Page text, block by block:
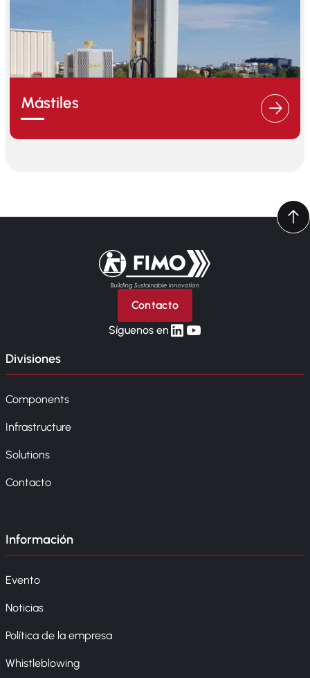
Mástiles
Volver a la página principal
Contacto
Síguenos enlinkedin
yt
Divisiones
Components
Infrastructure
Solutions
Contacto
Información
Evento
Noticias
Política de la empresa
Whistleblowing